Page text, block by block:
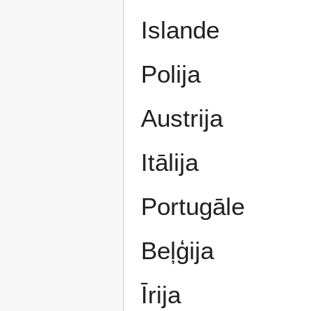
Islande
Polija
Austrija
Itālija
Portugāle
Beļģija
Īrija